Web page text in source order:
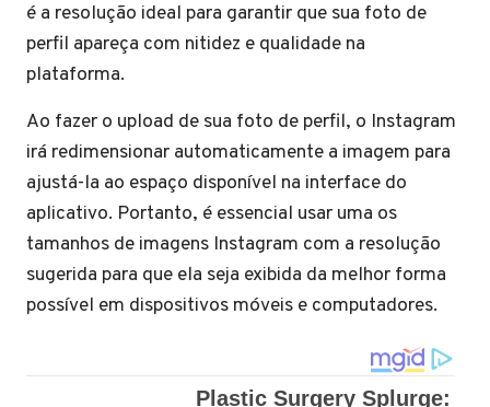
é a resolução ideal para garantir que sua foto de
perfil apareça com nitidez e qualidade na
plataforma.
Ao fazer o upload de sua foto de perfil, o Instagram
irá redimensionar automaticamente a imagem para
ajustá-la ao espaço disponível na interface do
aplicativo. Portanto, é essencial usar uma os
tamanhos de imagens Instagram com a resolução
sugerida para que ela seja exibida da melhor forma
possível em dispositivos móveis e computadores.